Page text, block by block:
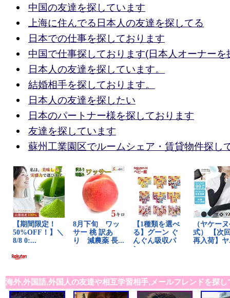
中国の友達を探しています
上海に住んでる日本人の友達を探してる
日本での仕事を探しております
中国で仕事探しております(日本人オーナー
日本人の友達を探しています。
結婚相手を探しております。
日本人の友達を探したい
日本のパートナー様を探しております
友達を探しています
蘇州工業園区でルームシェア・賃貸物件探し
海外,外国語,外国人の友達や相互学習相手,メールフレンドを探し